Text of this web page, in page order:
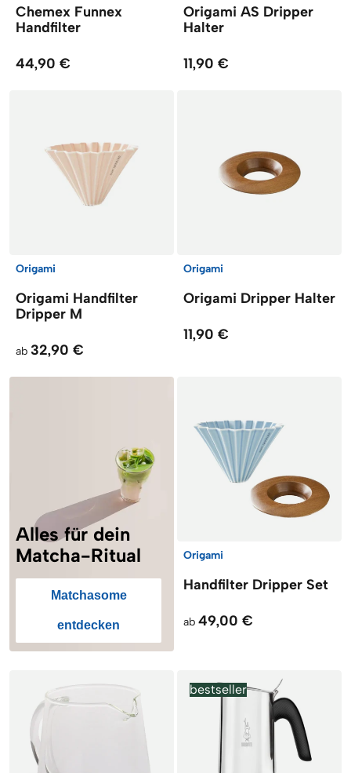
Chemex Funnex
Handfilter
44,90 €
Origami AS Dripper
Halter
11,90 €
Origami
Origami Handfilter
Dripper M
ab 32,90 €
Origami
Origami Dripper Halter
11,90 €
Alles für dein
Matcha-Ritual
Matchasome
entdecken
Origami
Handfilter Dripper Set
ab 49,00 €
bestseller